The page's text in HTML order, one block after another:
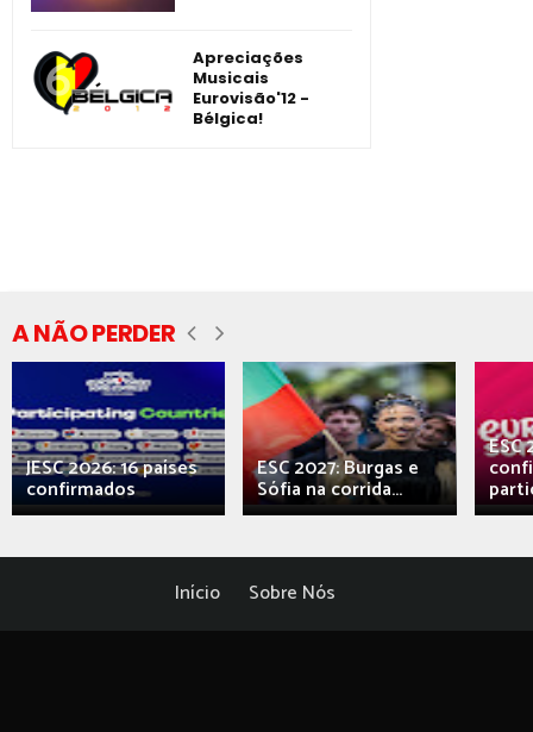
Apreciações
Musicais
Eurovisão'12 -
Bélgica!
A NÃO PERDER
JESC 2026: 16 países
confirmados
ESC 2027: Burgas e
Sófia na corrida...
ESC
Início Sobre Nós